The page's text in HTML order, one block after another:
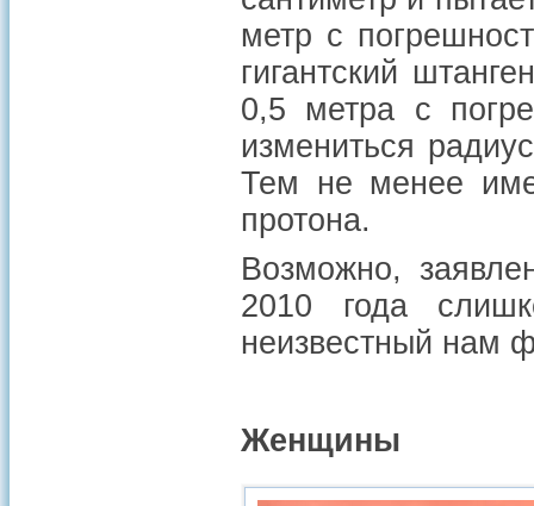
метр с
гигантский
0,5 метра с
измениться
Тем не менее
протона.
Возможно,
2010 года
неизвестный нам
Женщины